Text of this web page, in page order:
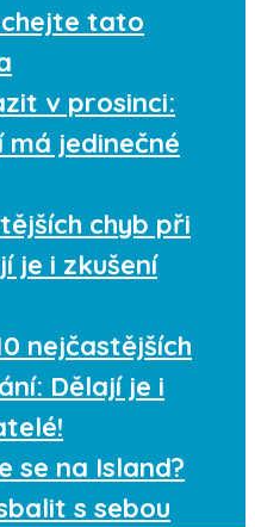
tato
v prosinci:
jedinečné
chyb při
je i zkušení
nejčastějších
Dělají je i
se na Island?
s sebou